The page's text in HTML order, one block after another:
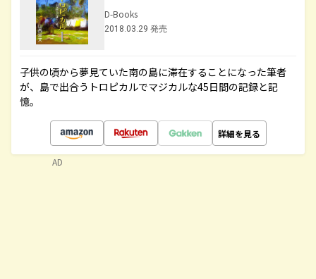
D-Books
2018.03.29 発売
子供の頃から夢見ていた南の島に滞在することになった筆者
が、島で出合うトロピカルでマジカルな45日間の記録と記
憶。
詳細を見る
AD